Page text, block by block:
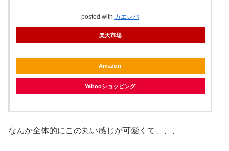
posted with カエレバ
楽天市場
Amazon
Yahooショッピング
なんか全体的にこの丸い感じが可愛くて、、、